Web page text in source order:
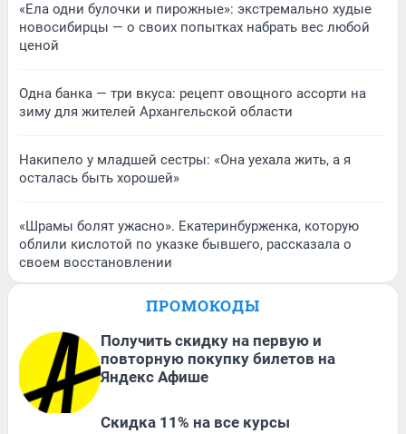
«Ела одни булочки и пирожные»: экстремально худые
новосибирцы — о своих попытках набрать вес любой
ценой
Одна банка — три вкуса: рецепт овощного ассорти на
зиму для жителей Архангельской области
Накипело у младшей сестры: «Она уехала жить, а я
осталась быть хорошей»
«Шрамы болят ужасно». Екатеринбурженка, которую
облили кислотой по указке бывшего, рассказала о
своем восстановлении
ПРОМОКОДЫ
Получить скидку на первую и
повторную покупку билетов на
Яндекс Афише
Скидка 11% на все курсы